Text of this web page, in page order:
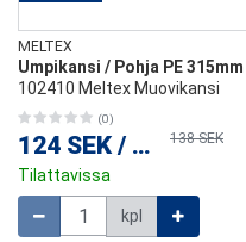
MELTEX
Umpikansi / Pohja PE 315mm
102410 Meltex Muovikansi
(0)
124 SEK / kpl 138 SEK
Tilattavissa
kpl